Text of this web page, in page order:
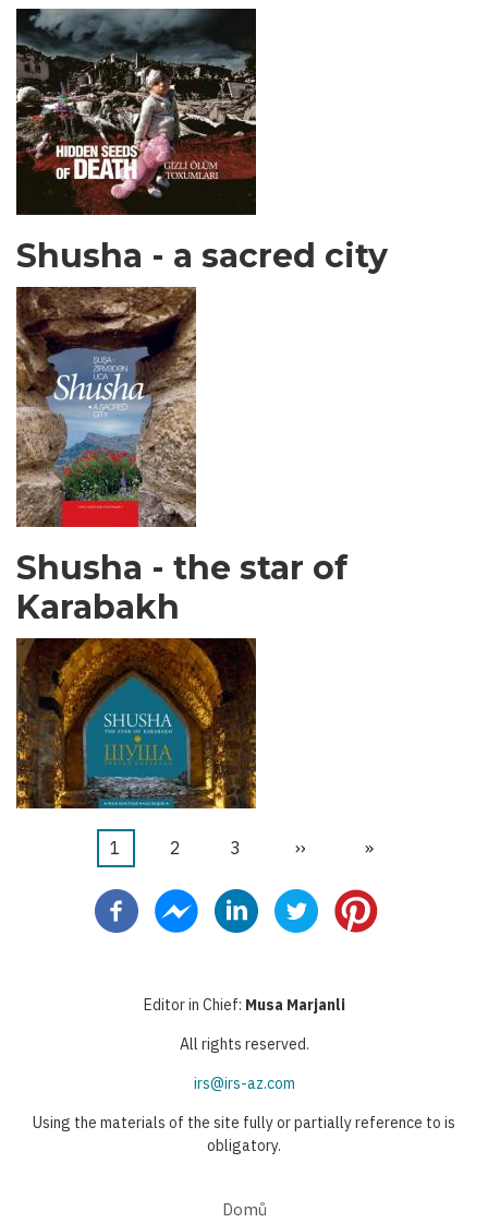
Shusha - a sacred city
Shusha - the star of
Karabakh
Pagination
Aktuální
1 Stránka
2 Stránka
3
Následující
››
Poslední
»
Editor in Chief: Musa Marjanli
All rights reserved.
irs@irs-az.com
Using the materials of the site fully or partially reference to is
obligatory.
Domů